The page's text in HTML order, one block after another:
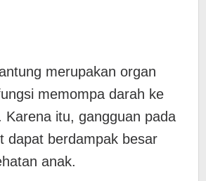
merupakan organ
memompa darah ke
Karena itu, gangguan pada
dapat berdampak besar
anak.